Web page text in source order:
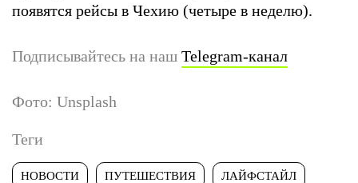
появятся рейсы в Чехию (четыре в неделю).
Подписывайтесь на наш Telegram-канал
Фото: Unsplash
Теги
НОВОСТИ ПУТЕШЕСТВИЯ ЛАЙФСТАЙЛ